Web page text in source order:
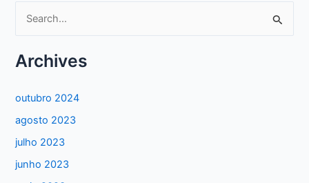
q
a
r
Archives
outubro 2024
agosto 2023
julho 2023
junho 2023